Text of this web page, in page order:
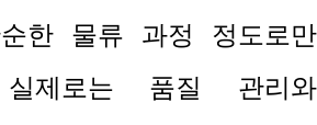
한 물류 과정 정도로만
실제로는 품질 관리와